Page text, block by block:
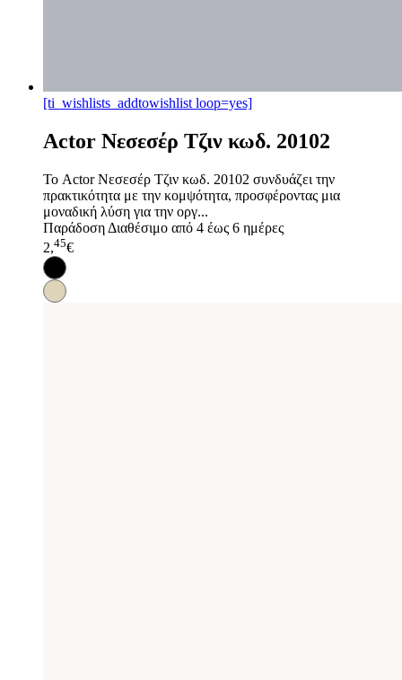
[ti_wishlists_addtowishlist loop=yes]
Actor Νεσεσέρ Τζιν κωδ. 20102
Το Actor Νεσεσέρ Τζιν κωδ. 20102 συνδυάζει την
πρακτικότητα με την κομψότητα, προσφέροντας μια
μοναδική λύση για την οργ...
Παράδοση Διαθέσιμο από 4 έως 6 ημέρες
2,45€